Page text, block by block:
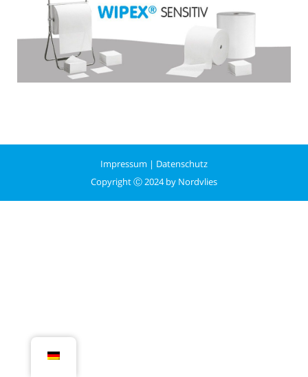
Impressum | Datenschutz
Copyright Ⓒ 2024 by Nordvlies